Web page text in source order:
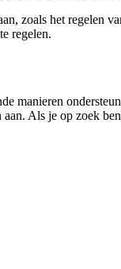
zoals het
regelen.
manieren
Als je op zoek